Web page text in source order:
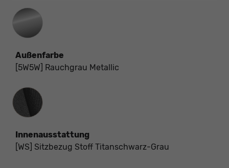
Außenfarbe
[5W5W] Rauchgrau Metallic
Innenausstattung
Innenausstattung
[WS] Sitzbezug Stoff Titanschwarz-Grau